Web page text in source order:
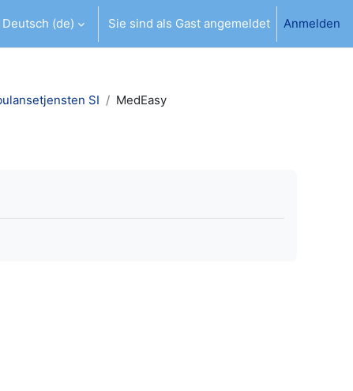
umschalten
Deutsch ‎(de)‎ Sie sind als Gast angemeldet Anmelden
SI MedEasy